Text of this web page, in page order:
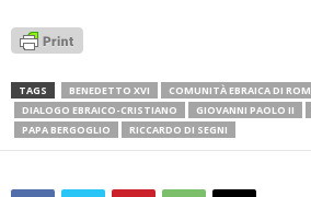
TAGS BENEDETTO XVI
COMUNITÀ EBRAICA DI
DIALOGO EBRAICO-CRISTIANO
GIOVANNI PAOLO II
PAPA BERGOGLIO
RICCARDO DI SEGNI